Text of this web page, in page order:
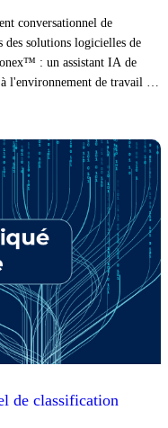
conversationnel de
solutions logicielles de
: un assistant IA de
l'environnement de travail du
de classification